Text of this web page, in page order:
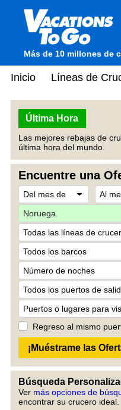
Más de 10 millones de
Inicio Líneas de
Última Hora
Las mejores rebajas de
última hora del mundo.
Encuentre una
Regreso al mismo
Búsqueda
Ver más opciones de
encontrar su crucero ideal.